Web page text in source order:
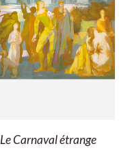
Le Carnaval étrange